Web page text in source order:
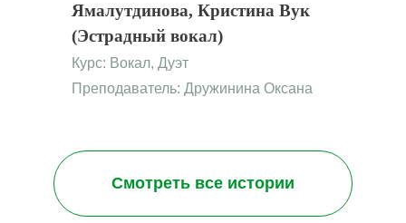
Ямалутдинова, Кристина Вук
(Эстрадный вокал)
Курс: Вокал, Дуэт
Преподаватель: Дружинина Оксана
Смотреть все истории